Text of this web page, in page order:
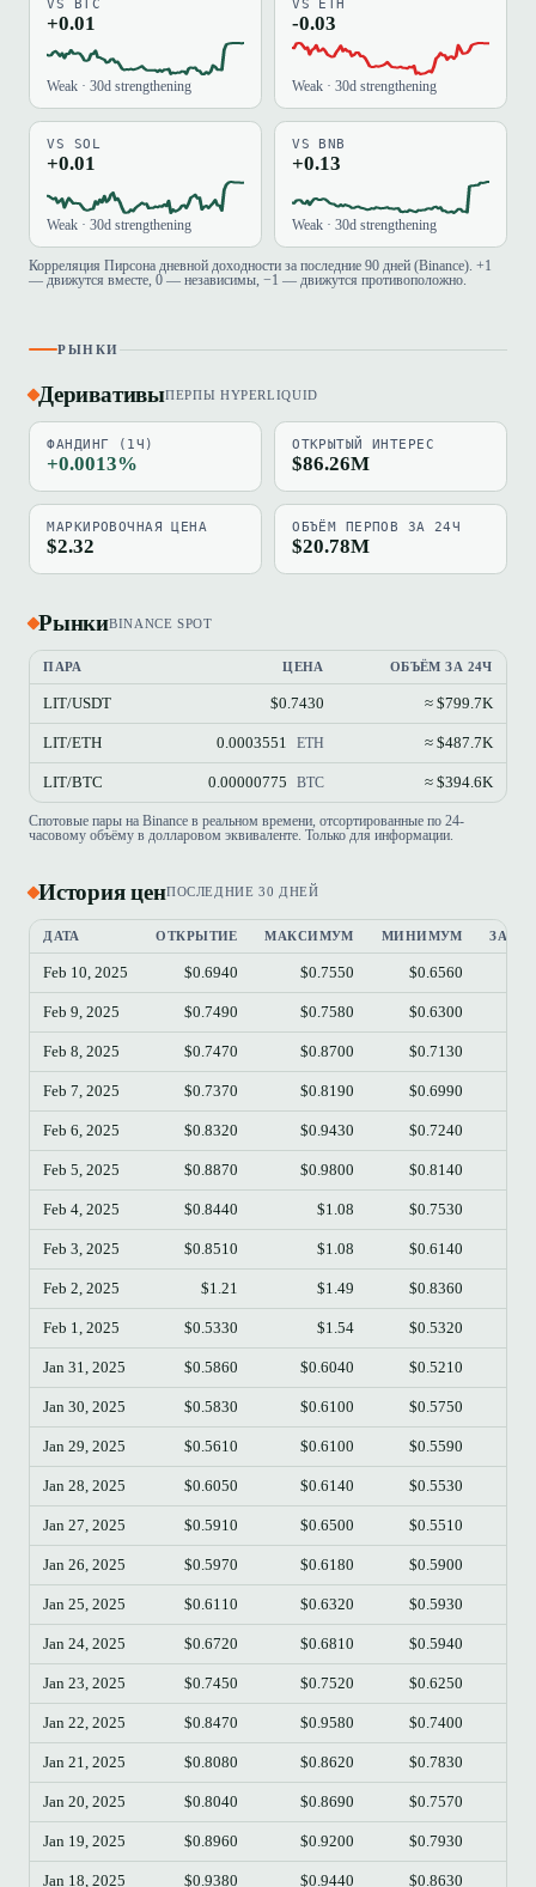
VS BTC
+0.01
Weak · 30d strengthening
VS ETH
-0.03
Weak · 30d strengthening
VS SOL
+0.01
Weak · 30d strengthening
VS BNB
+0.13
Weak · 30d strengthening
Корреляция Пирсона дневной доходности за последние 90 дней (Binance). +1
— движутся вместе, 0 — независимы, −1 — движутся противоположно.
РЫНКИ
ДеривативыПЕРПЫ HYPERLIQUID
ФАНДИНГ (1Ч)
+0.0013%
ОТКРЫТЫЙ ИНТЕРЕС
$86.26M
МАРКИРОВОЧНАЯ ЦЕНА
$2.32
ОБЪЁМ ПЕРПОВ ЗА 24Ч
$20.78M
РынкиBINANCE SPOT
ПАРА ЦЕНА ОБЪЁМ ЗА 24Ч
LIT/USDT $0.7430 ≈ $799.7K
LIT/ETH 0.0003551 ETH ≈ $487.7K
LIT/BTC 0.00000775 BTC ≈ $394.6K
Спотовые пары на Binance в реальном времени, отсортированные по 24-
часовому объёму в долларовом эквиваленте. Только для информации.
История ценПОСЛЕДНИЕ 30 ДНЕЙ
ДАТА ОТКРЫТИЕ МАКСИМУМ МИНИМУМ
Feb 10, 2025 $0.6940 $0.7550 $0.6560
Feb 9, 2025 $0.7490 $0.7580 $0.6300
Feb 8, 2025 $0.7470 $0.8700 $0.7130
Feb 7, 2025 $0.7370 $0.8190 $0.6990
Feb 6, 2025 $0.8320 $0.9430 $0.7240
Feb 5, 2025 $0.8870 $0.9800 $0.8140
Feb 4, 2025 $0.8440 $1.08 $0.7530
Feb 3, 2025 $0.8510 $1.08 $0.6140
Feb 2, 2025 $1.21 $1.49 $0.8360
Feb 1, 2025 $0.5330 $1.54 $0.5320
Jan 31, 2025 $0.5860 $0.6040 $0.5210
Jan 30, 2025 $0.5830 $0.6100 $0.5750
Jan 29, 2025 $0.5610 $0.6100 $0.5590
Jan 28, 2025 $0.6050 $0.6140 $0.5530
Jan 27, 2025 $0.5910 $0.6500 $0.5510
Jan 26, 2025 $0.5970 $0.6180 $0.5900
Jan 25, 2025 $0.6110 $0.6320 $0.5930
Jan 24, 2025 $0.6720 $0.6810 $0.5940
Jan 23, 2025 $0.7450 $0.7520 $0.6250
Jan 22, 2025 $0.8470 $0.9580 $0.7400
Jan 21, 2025 $0.8080 $0.8620 $0.7830
Jan 20, 2025 $0.8040 $0.8690 $0.7570
Jan 19, 2025 $0.8960 $0.9200 $0.7930
Jan 18, 2025 $0.9380 $0.9440 $0.8630